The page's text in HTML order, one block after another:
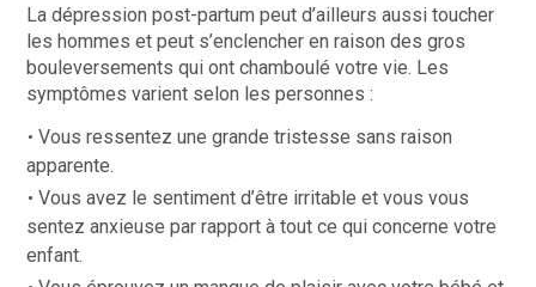
La dépression post-partum peut d’ailleurs aussi toucher
les hommes et peut s’enclencher en raison des gros
bouleversements qui ont chamboulé votre vie. Les
symptômes varient selon les personnes :
Vous ressentez une grande tristesse sans raison
apparente.
Vous avez le sentiment d’être irritable et vous vous
sentez anxieuse par rapport à tout ce qui concerne votre
enfant.